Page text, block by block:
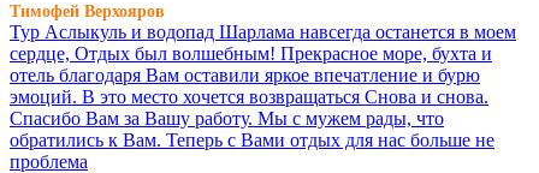
Тимофей Верхояров
Тур Аслыкуль и водопад Шарлама навсегда останется в моем
сердце, Отдых был волшебным! Прекрасное море, бухта и
отель благодаря Вам оставили яркое впечатление и бурю
эмоций. В это место хочется возвращаться Снова и снова.
Спасибо Вам за Вашу работу. Мы с мужем рады, что
обратились к Вам. Теперь с Вами отдых для нас больше не
проблема